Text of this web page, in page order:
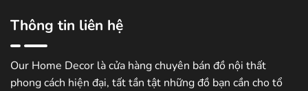
Thông tin liên hệ
Our Home Decor là cửa hàng chuyên bán đồ nội thất
phong cách hiện đại, tất tần tật những đồ bạn cần cho tổ